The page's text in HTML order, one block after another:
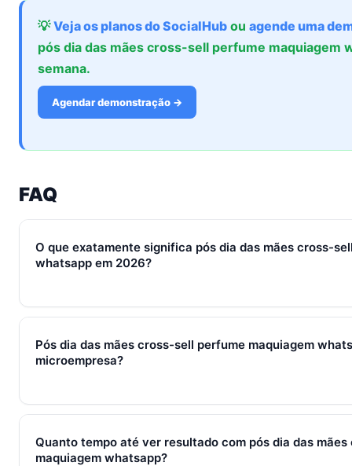
💡Veja os planos do SocialHub ou agende uma
pós dia das mães cross-sell perfume maquiagem
semana.
Agendar demonstração →
FAQ
O que exatamente significa pós dia das mães cross-
whatsapp em 2026?
Em 2026, pós dia das mães cross-sell perfume maquiagem
qualificação, fechamento e pós-venda em um fluxo único.
em torno de WhatsApp + CRM + IA — três pilares que se
Pós dia das mães cross-sell perfume maquiagem
microempresa?
Sim — e quanto antes melhor. Implantar pós dia das mães
começa em R$ 197/mês com 7 dias grátis sem cartão.
Quanto tempo até ver resultado com pós dia das
maquiagem whatsapp?